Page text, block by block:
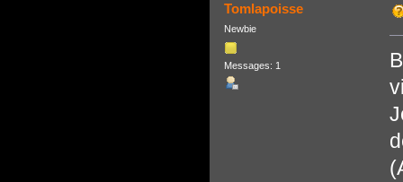
Tomlapoisse
Newbie
Messages: 1